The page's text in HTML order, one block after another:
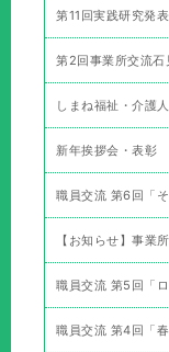
第11回実践研究発
第2回事業所交流
しまね福祉・介護
新年挨拶会・表彰
職員交流 第6回「そ
【お知らせ】事業
職員交流 第5回「
職員交流 第4回「春